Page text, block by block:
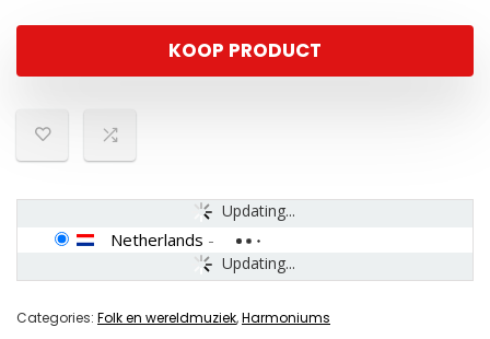
KOOP PRODUCT
Updating...
Updating...
Netherlands -
Categories: Folk en wereldmuziek,Harmoniums